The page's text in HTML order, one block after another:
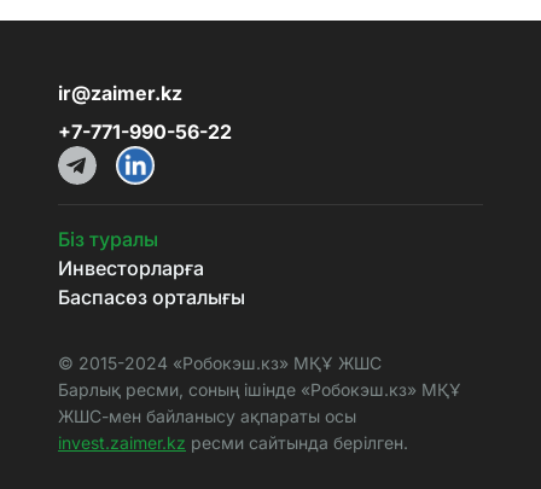
ir@zaimer.kz
+7-771-990-56-22
Біз туралы
Инвесторларға
Баспасөз орталығы
© 2015-2024 «Робокэш.кз» МҚҰ ЖШС
Барлық ресми, соның ішінде «Робокэш.кз» МҚҰ
ЖШС-мен байланысу ақпараты осы
invest.zaimer.kz ресми сайтында берілген.